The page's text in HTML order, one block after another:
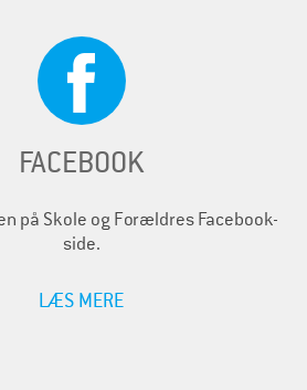
FACEBOOK
på Skole og Forældres Facebook-
side.
LÆS MERE